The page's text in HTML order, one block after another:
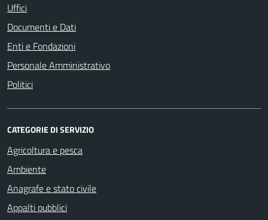
Uffici
Documenti e Dati
Enti e Fondazioni
Personale Amministrativo
Politici
CATEGORIE DI SERVIZIO
Agricoltura e pesca
Ambiente
Anagrafe e stato civile
Appalti pubblici